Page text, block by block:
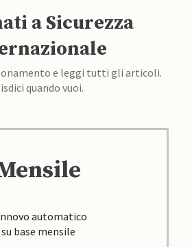
a Sicurezza
e leggi tutti gli articoli.
quando vuoi.
automatico
su base mensile